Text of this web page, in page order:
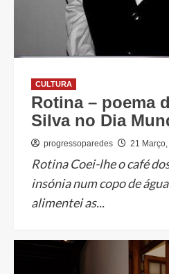
CULTURA
Rotina – poema
Silva no Dia
progressoparedes 21
Rotina Coei-lhe o café
insónia num copo de
alimentei as...